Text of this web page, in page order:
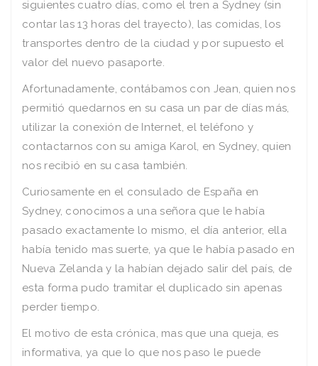
siguientes cuatro días, como el tren a Sydney (sin
contar las 13 horas del trayecto), las comidas, los
transportes dentro de la ciudad y por supuesto el
valor del nuevo pasaporte.
Afortunadamente, contábamos con Jean, quien nos
permitió quedarnos en su casa un par de días más,
utilizar la conexión de Internet, el teléfono y
contactarnos con su amiga Karol, en Sydney, quien
nos recibió en su casa también.
Curiosamente en el consulado de España en
Sydney, conocimos a una señora que le había
pasado exactamente lo mismo, el día anterior, ella
había tenido mas suerte, ya que le había pasado en
Nueva Zelanda y la habían dejado salir del país, de
esta forma pudo tramitar el duplicado sin apenas
perder tiempo.
El motivo de esta crónica, mas que una queja, es
informativa, ya que lo que nos paso le puede